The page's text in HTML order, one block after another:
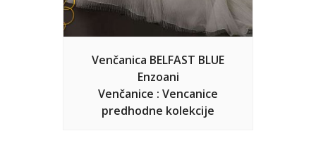
Venčanica BELFAST BLUE
Enzoani
Venčanice : Vencanice
predhodne kolekcije